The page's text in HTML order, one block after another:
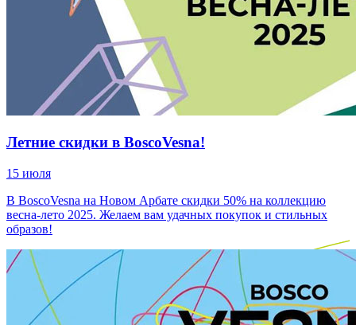
Летние скидки в BoscoVesna!
15 июля
В BoscoVesna на Новом Арбате скидки 50% на коллекцию
весна-лето 2025. Желаем вам удачных покупок и стильных
образов!